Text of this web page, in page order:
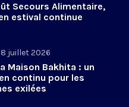
Secours Alimentaire,
estival continue
juillet 2026
Maison Bakhita : un
continu pour les
exilées